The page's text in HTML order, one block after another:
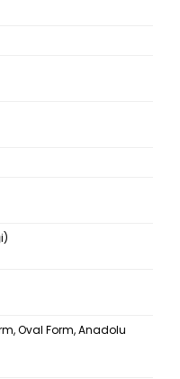
Oval Form, Anadolu